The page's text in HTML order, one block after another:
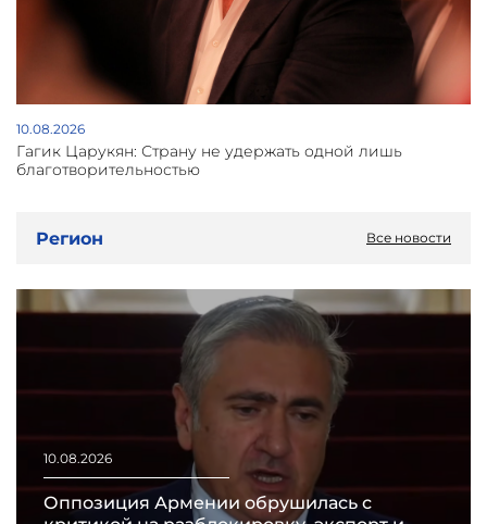
10.08.2026
Гагик Царукян: Страну не удержать одной лишь
благотворительностью
Регион Все новости
10.08.2026
Оппозиция Армении обрушилась с